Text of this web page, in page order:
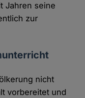
Jahren seine
zur
nicht
vorbereitet und